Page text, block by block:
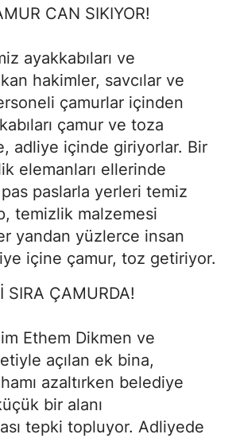
CAN SIKIYOR!
ayakkabıları ve
hakimler, savcılar ve
çamurlar içinden
çamur ve toza
adliye içinde giriyorlar. Bir
elemanları ellerinde
paslarla yerleri temiz
temizlik malzemesi
yandan yüzlerce insan
içine çamur, toz getiriyor.
SIRA ÇAMURDA!
Ethem Dikmen ve
açılan ek bina,
azaltırken belediye
bir alanı
tepki topluyor. Adliyede